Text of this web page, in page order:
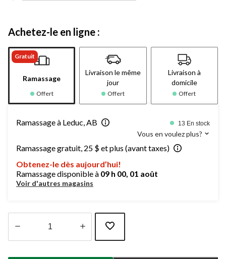
Achetez-le en ligne :
Gratuit
Ramassage
Offert
Livraison le même
jour
Offert
Livraison à
domicile
Offert
Ramassage à Leduc, AB 13 En stock
Vous en voulez plus?
Ramassage gratuit, 25 $ et plus (avant taxes)
Obtenez-le dès aujourd’hui!
Ramassage disponible à 09 h 00, 01 août
Voir d'autres magasins